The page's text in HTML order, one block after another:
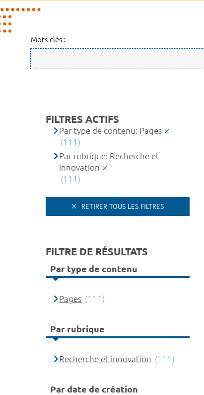
Mots-clés :
FILTRES ACTIFS
Par type de contenu: Pages
(111)
Par rubrique: Recherche et
innovation
(111)
RETIRER TOUS LES FILTRES
FILTRE DE RÉSULTATS
Par type de contenu
Pages (111)
Par rubrique
Recherche et innovation (111)
Par date de création